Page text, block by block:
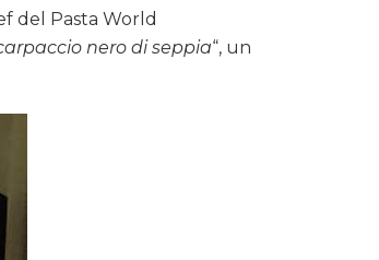
del Pasta World
nero di seppia“, un